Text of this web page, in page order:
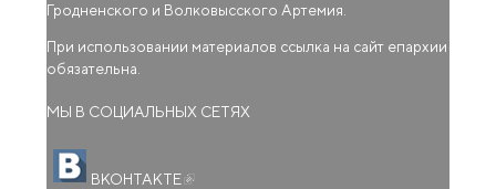
Гродненского и Волковысского Артемия.
При использовании материалов ссылка на сайт епархии
обязательна.
МЫ В СОЦИАЛЬНЫХ СЕТЯХ
ВКОНТАКТЕ